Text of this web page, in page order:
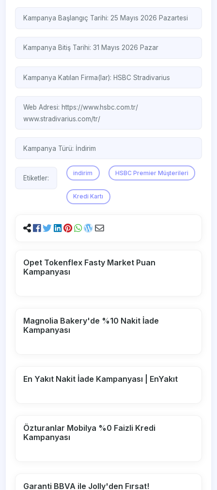
Kampanya Başlangıç Tarihi: 25 Mayıs 2026 Pazartesi
Kampanya Bitiş Tarihi: 31 Mayıs 2026 Pazar
Kampanya Katılan Firma(lar):HSBCStradivarius
Web Adresi: https://www.hsbc.com.tr/
www.stradivarius.com/tr/
Kampanya Türü: İndirim
Etiketler:
indirim HSBC Premier Müşterileri
Kredi Kartı
Opet Tokenflex Fasty Market Puan
Kampanyası
Magnolia Bakery'de %10 Nakit İade
Kampanyası
En Yakıt Nakit İade Kampanyası | EnYakıt
Özturanlar Mobilya %0 Faizli Kredi
Kampanyası
Garanti BBVA ile Jolly'den Fırsat!